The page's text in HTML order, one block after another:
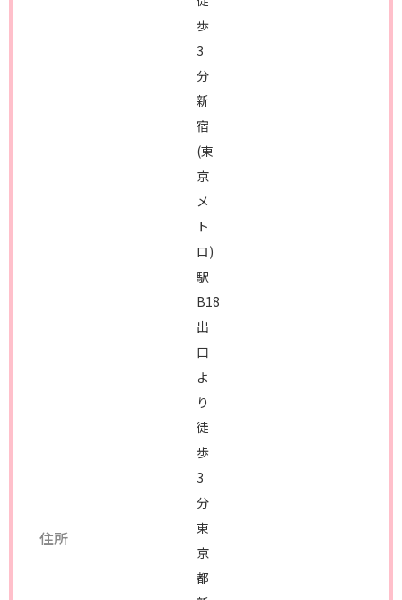
歩
3
分
新
宿
(東
京
メ
ト
ロ)
駅
B18
出
口
よ
り
徒
歩
3
分
住所
東
京
都